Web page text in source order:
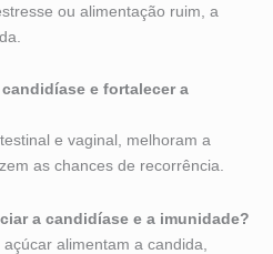
ou alimentação ruim, a
e fortalecer a
e vaginal, melhoram a
as chances de recorrência.
a candidíase e a imunidade?
alimentam a candida,